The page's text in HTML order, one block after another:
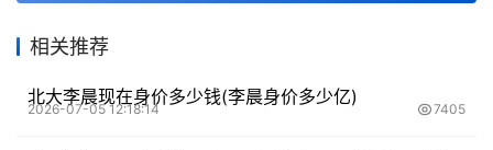
相关推荐
北大李晨现在身价多少钱(李晨身价多少亿)
2026-07-05 12:18:14 7405